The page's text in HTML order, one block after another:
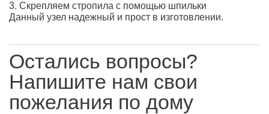
3. Скрепляем стропила с помощью шпильки
Данный узел надежный и прост в изготовлении.
Остались вопросы?
Напишите нам свои
пожелания по дому